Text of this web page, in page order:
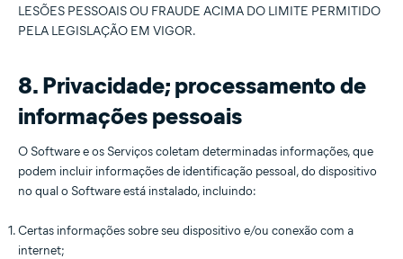
LESÕES PESSOAIS OU FRAUDE ACIMA DO LIMITE PERMITIDO
PELA LEGISLAÇÃO EM VIGOR.
8. Privacidade; processamento de
informações pessoais
O Software e os Serviços coletam determinadas informações, que
podem incluir informações de identificação pessoal, do dispositivo
no qual o Software está instalado, incluindo:
Certas informações sobre seu dispositivo e/ou conexão com a
internet;